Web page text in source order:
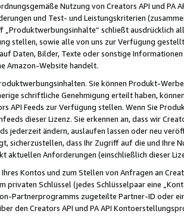
Nutzung von Creators API und PA
und Test- und Leistungskriterien
„Produktwerbungsinhalte“ schließt ausdrücklich
stellen, sowie alle von uns zur Verfügung
Daten, Bilder, Texte oder sonstige
Amazon-Website handelt.
Sie können Produkt-
schriftliche Genehmigung erteilt haben,
API Feeds zur Verfügung stellen. Wenn Sie
dieser Lizenz. Sie erkennen an, dass wir
jederzeit ändern, auslaufen lassen oder neu
sicherzustellen, dass Ihr Zugriff auf die und Ihre
aktuellen Anforderungen (einschließlich dieser
Kontos und zum Stellen von Anfragen an
privaten Schlüssel (jedes Schlüsselpaar eine
Partnerprogramms zugeteilte Partner-ID oder
den Creators API und PA API